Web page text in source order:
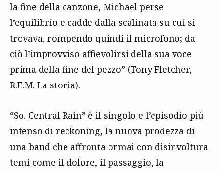
la fine della canzone, Michael perse
l’equilibrio e cadde dalla scalinata su cui si
trovava, rompendo quindi il microfono; da
ciò l’improvviso affievolirsi della sua voce
prima della fine del pezzo” (Tony Fletcher,
R.E.M. La storia).
“So. Central Rain” è il singolo e l’episodio più
intenso di reckoning, la nuova prodezza di
una band che affronta ormai con disinvoltura
temi come il dolore, il passaggio, la